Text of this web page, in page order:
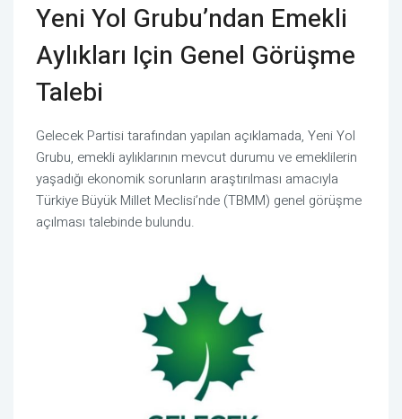
Yeni Yol Grubu’ndan Emekli
Aylıkları Için Genel Görüşme
Talebi
Gelecek Partisi tarafından yapılan açıklamada, Yeni Yol
Grubu, emekli aylıklarının mevcut durumu ve emeklilerin
yaşadığı ekonomik sorunların araştırılması amacıyla
Türkiye Büyük Millet Meclisi’nde (TBMM) genel görüşme
açılması talebinde bulundu.